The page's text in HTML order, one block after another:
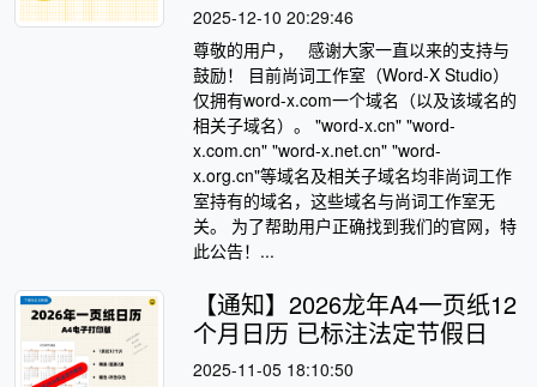
2025-12-10 20:29:46
尊敬的用户， 感谢大家一直以来的支持与
鼓励！ 目前尚词工作室（Word-X Studio）
仅拥有word-x.com一个域名（以及该域名的
相关子域名）。 "word-x.cn" "word-
x.com.cn" "word-x.net.cn" "word-
x.org.cn"等域名及相关子域名均非尚词工作
室持有的域名，这些域名与尚词工作室无
关。 为了帮助用户正确找到我们的官网，特
此公告！...
【通知】2026龙年A4一页纸12
个月日历 已标注法定节假日
2025-11-05 18:10:50